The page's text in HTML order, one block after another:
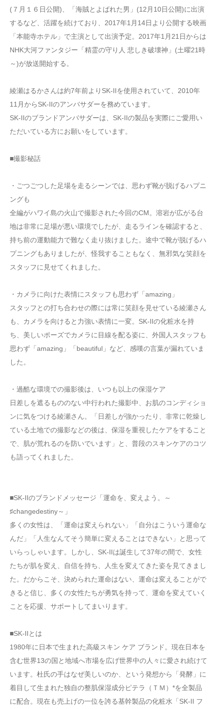
(７月１６日公開)、「海賊とよばれた男」(12月10日公開)に出演
するなど、活躍を続けており、2017年1月14日より公開する映画
「本能寺ホテル」で主演として出演予定。2017年1月21日からは
NHK大河ファンタジー「精霊の守り人 悲しき破壊神」(土曜21時
～)が放送開始する。
綾瀬はるかさんは約7年前よりSK-IIを使用されていて、2010年
11月からSK-IIのアンバサダーを務めています。
SK-IIのブランドアンバサダーは、SK-IIの製品を実際にご愛用い
ただいている方にお願いをしています。
■撮影秘話
・ごつごつした足場を走るシーンでは、思わず靴が脱げるハプニ
ングも
全編がハワイ島の火山で撮影された今回のCM。溶岩が広がる台
地は非常に足場が悪い環境でしたが、走るラインを確認すると、
持ち前の運動能力で難なく走り抜けました。途中で靴が脱げるハ
プニングもありましたが、怪我することもなく、無邪気な笑顔を
スタッフに見せてくれました。
・カメラに向けた表情にスタッフも思わず「amazing」
スタッフとの打ち合わせの際には常に笑顔を見せている綾瀬さん
も、カメラを向けると力強い表情に一変。SK-IIの化粧水を持
ち、美しいポーズでカメラに目線を配る姿に、外国人スタッフも
思わず「amazing」「beautiful」など、感嘆の言葉が漏れていま
した。
・過酷な環境での撮影後は、いつも以上の保湿ケア
日差しを遮るもののない中行われた撮影中、お肌のコンディショ
ンに気をつける綾瀬さん。「日差しが強かったり、非常に乾燥し
ている土地での撮影などの後は、保湿を重視したケアをすること
で、肌が荒れるのを防いでいます」と、普段のスキンケアのコツ
も語ってくれました。
■SK-IIのブランドメッセージ「運命を、変えよう。～
♯changedestiny～」
多くの女性は、「運命は変えられない」「自分はこういう運命な
んだ」「人生なんてそう簡単に変えることはできない」と思って
いらっしゃいます。しかし、SK-IIは誕生して37年の間で、女性
たちが肌を変え、自信を持ち、人生を変えてきた姿を見てきまし
た。だからこそ、決められた運命はない、運命は変えることがで
きると信じ、多くの女性たちが勇気を持って、運命を変えていく
ことを応援、サポートしてまいります。
■SK-IIとは
1980年に日本で生まれた高級スキン ケア ブランド。現在日本を
含む世界13の国と地域へ市場を広げ世界中の人々に愛され続けて
います。杜氏の手はなぜ美しいのか、という発想から「発酵」に
着目して生まれた独自の整肌保湿成分ピテラ（ＴＭ）*を全製品
に配合。現在も売上げの一位を誇る基幹製品の化粧水「SK-II フ